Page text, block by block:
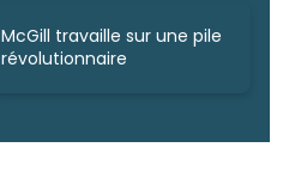
McGill travaille sur une pile
révolutionnaire